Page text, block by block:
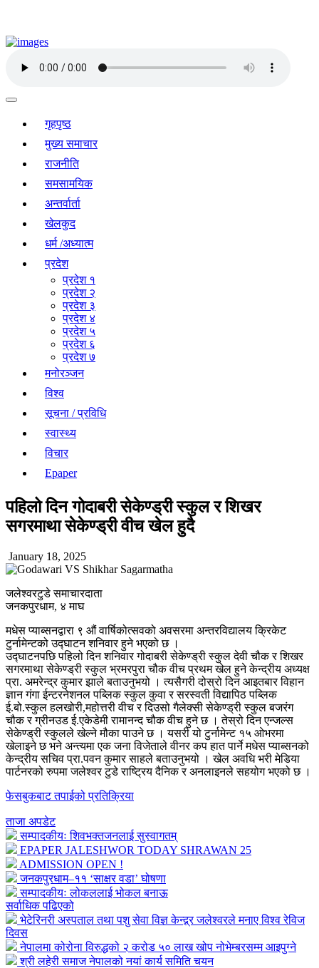
गृहपृष्ठ
मुख्य समाचार
राजनीति
समसामयिक
अन्तर्वार्ता
खेलकुद
धर्म /अध्यात्म
प्रदेश
प्रदेश १
प्रदेश २
प्रदेश ३
प्रदेश ४
प्रदेश ५
प्रदेश ६
प्रदेश ७
मनोरञ्जन
विश्व
सूचना / प्रविधि
स्वास्थ्य
विचार
Epaper
पहिलो दिन गोदाबरी सेकेण्ड्री स्कुल र शिखर
सगरमाथा सेकेण्ड्री वीच खेल हुदै
January 18, 2025
जलेश्वरटुडे समाचारदाता
जनकपुरधाम, ४ माघ
मधेस प्याब्सनद्वारा ९ औं वार्षिकोत्सवको अवसरमा अन्तरविद्यालय क्रिकेट
टुर्नामेन्टको उद्घाटन शनिवार हुने भएको छ ।
उद्घाटनपछि पहिलो दिन शनिवार गोदाबरी सेकेण्ड्री स्कुल देवी चौक र शिखर
सगरमाथा सेकेण्ड्री स्कुल भ्रमरपुरा चौक वीच प्रथम खेल हुने केन्द्रीय अध्यक्ष
प्रा. अमरेन्द्र कुमार झाले बताउनुभयो । त्यसैगरी दोस्रो दिन आइतबार विहान
ज्ञान गंगा ईन्टरनेशनल पब्लिक स्कुल कुवा र सरस्वती विद्यापिठ पब्लिक
ई.बो.स्कुल हलखोरी,महोत्तरी वीच र दिउसो गैलेक्सी सेकेण्ड्री स्कुल बजरंग
चौक र ग्रीनउड ई.एकेडेमी रामानन्द चौक वीच हुने छ । तेस्रो दिन एन्जल्स
सेकेण्ड्री स्कुलले खेल्ने मौका पाउने छ । यसरी यो टुर्नामेन्ट १५ ओभरमा
खेलाइने छ भने अन्त्यमा एक जना विजेताले वीनर कप हात पार्ने मधेस प्याब्सनको
केन्द्रीय सचिव प्रा.पवन कुमार साहले बताउनुभयो । खेल अवधि भरी मेडिया
पार्टनरको रुपमा जलेश्वर टुडे राष्ट्रिय दैनिक र अनलाइनले सहयोग भएको छ ।
फेसबुकबाट तपाईको प्रतिक्रिया
ताजा अपडेट
सम्पादकीयः शिवभक्तजनलाई सुस्वागतम्
EPAPER JALESHWOR TODAY SHRAWAN 25
ADMISSION OPEN !
जनकपुरधाम–११ ‘साक्षर वडा’ घोषणा
सम्पादकीयः लोकललाई भोकल बनाऊ
सर्वाधिक पढिएको
भेटेरिनरी अस्पताल तथा पशु सेवा विज्ञ केन्द्र्र जलेश्वरले मनाए विश्व रेविज
दिवस
नेपालमा कोरोना विरुद्धको २ करोड ५० लाख खोप नोभेम्बरसम्म आइपुग्ने
श्री लहेरी समाज नेपालको नयां कार्य समिति चयन